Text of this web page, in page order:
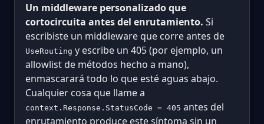
Un middleware personalizado que
cortocircuita antes del enrutamiento. Si
escribiste un middleware que corre antes de
UseRouting y escribe un 405 (por ejemplo, un
allowlist de métodos hecho a mano),
enmascarará todo lo que esté aguas abajo.
Cualquier cosa que llame a
context.Response.StatusCode = 405 antes del
enrutamiento produce este síntoma sin un